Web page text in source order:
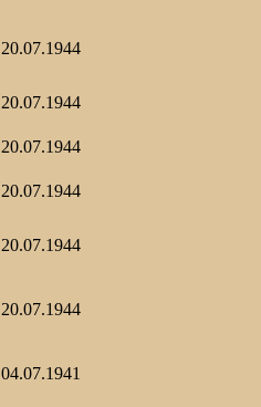
20.07.1944
20.07.1944
20.07.1944
20.07.1944
20.07.1944
20.07.1944
04.07.1941